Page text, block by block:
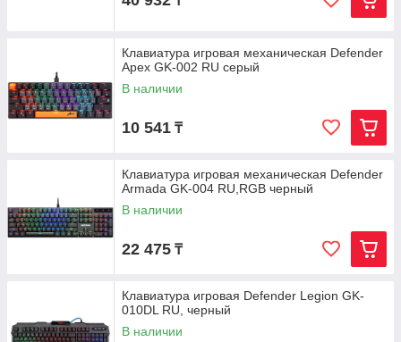
Клавиатура игровая механическая Defender
Apex GK-002 RU серый
В наличии
10 541 ₸
Клавиатура игровая механическая Defender
Armada GK-004 RU,RGB черный
В наличии
22 475 ₸
Клавиатура игровая Defender Legion GK-
010DL RU, черный
В наличии